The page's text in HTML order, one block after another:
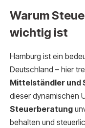
Warum
wichtig ist
Hamburg ist ein
Deutschland – hier
Mittelständler und
dieser dynamischen
Steuerberatung
behalten und